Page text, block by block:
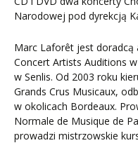
Narodowej pod dyrekcją
Marc Laforêt jest doradcą
Concert Artists Auditions
w Senlis. Od 2003 roku
Grands Crus Musicaux,
w okolicach Bordeaux.
Normale de Musique de
prowadzi mistrzowskie